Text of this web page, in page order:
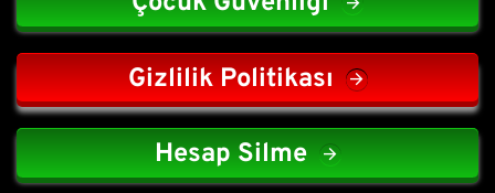
Gizlilik Politikası
Hesap Silme